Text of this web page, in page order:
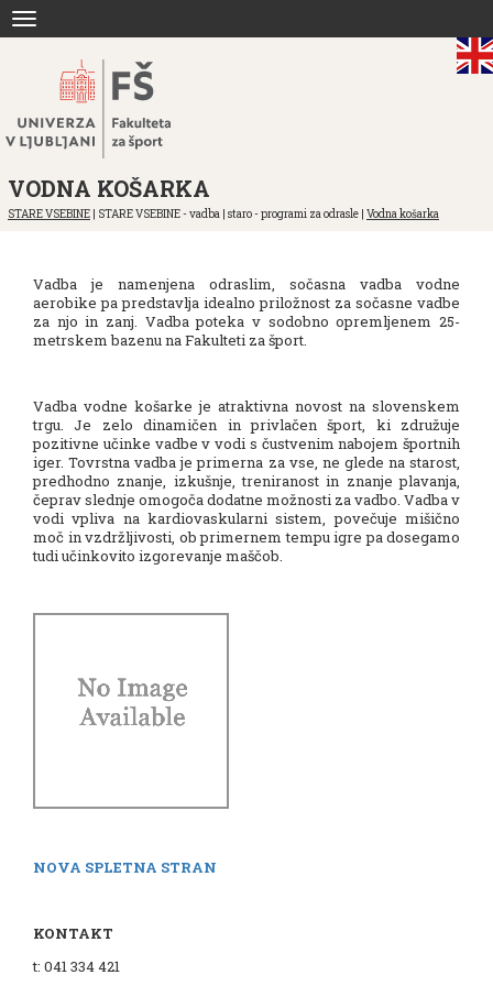
navigation
VODNA KOŠARKA
STARE VSEBINE | STARE VSEBINE - vadba | staro - programi za odrasle | Vodna košarka
Vadba je namenjena odraslim, sočasna vadba vodne
aerobike pa predstavlja idealno priložnost za sočasne vadbe
za njo in zanj. Vadba poteka v sodobno opremljenem 25-
metrskem bazenu na Fakulteti za šport.
Vadba vodne košarke je atraktivna novost na slovenskem
trgu. Je zelo dinamičen in privlačen šport, ki združuje
pozitivne učinke vadbe v vodi s čustvenim nabojem športnih
iger. Tovrstna vadba je primerna za vse, ne glede na starost,
predhodno znanje, izkušnje, treniranost in znanje plavanja,
čeprav slednje omogoča dodatne možnosti za vadbo. Vadba v
vodi vpliva na kardiovaskularni sistem, povečuje mišično
moč in vzdržljivosti, ob primernem tempu igre pa dosegamo
tudi učinkovito izgorevanje maščob.
NOVA SPLETNA STRAN
KONTAKT
t: 041 334 421